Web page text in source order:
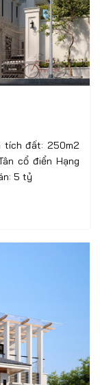
Thi công Dự toán: 5 tỷ